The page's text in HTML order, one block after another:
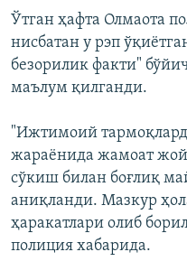
Ўтган ҳафта Олмаота
нисбатан у рэп
безорилик факти"
маълум қилганди.
"Ижтимоий
жараёнида жамоат
сўкиш билан боғлиқ
аниқланди. Мазкур
ҳаракатлари олиб
полиция хабарида.